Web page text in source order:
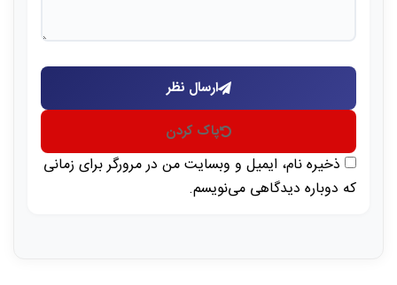
ارسال نظر
پاک کردن
ذخیره نام، ایمیل و وبسایت من در مرورگر برای زمانی
که دوباره دیدگاهی می‌نویسم.